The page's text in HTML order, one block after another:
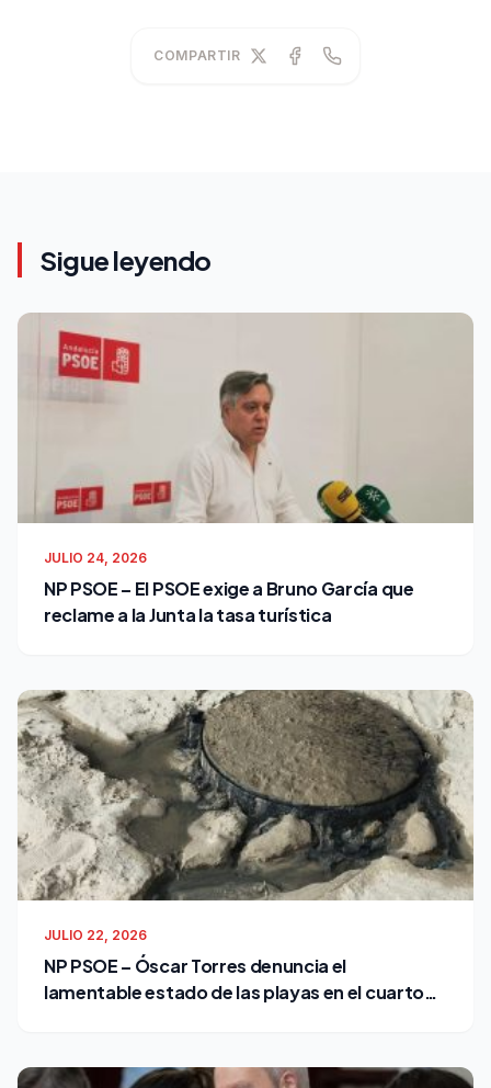
COMPARTIR
Sigue leyendo
JULIO 24, 2026
NP PSOE – El PSOE exige a Bruno García que
reclame a la Junta la tasa turística
JULIO 22, 2026
NP PSOE – Óscar Torres denuncia el
lamentable estado de las playas en el cuarto